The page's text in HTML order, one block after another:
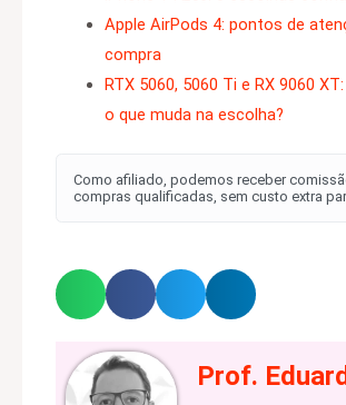
Apple AirPods 4: pontos de
compra
RTX 5060, 5060 Ti e RX 9060
o que muda na escolha?
Como afiliado, podemos receber
compras qualificadas, sem custo extra
Prof.